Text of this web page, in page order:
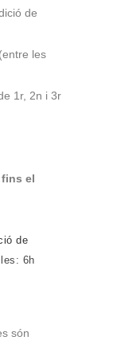
de
les
1r, 2n i 3r
el
de
6h
són